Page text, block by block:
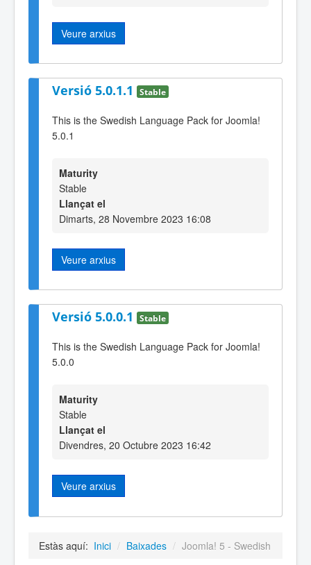
Veure arxius
Versió 5.0.1.1 Stable
This is the Swedish Language Pack for Joomla!
5.0.1
Maturity
Stable
Llançat el
Dimarts, 28 Novembre 2023 16:08
Veure arxius
Versió 5.0.0.1 Stable
This is the Swedish Language Pack for Joomla!
5.0.0
Maturity
Stable
Llançat el
Divendres, 20 Octubre 2023 16:42
Veure arxius
Estàs aquí: Inici / Baixades / Joomla! 5 - Swedish